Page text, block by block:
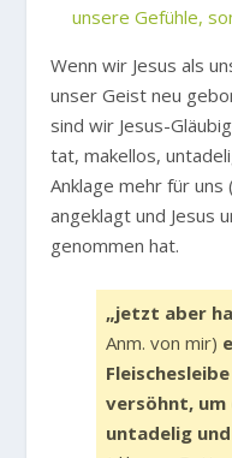
unsere Gefühle,
Wenn wir Jesus als
unser Geist neu
sind wir Jesus-
tat, makellos,
Anklage mehr für
angeklagt und Jesus
genommen hat.
„jetzt aber
Anm. von mir)
versöhnt, um
untadelig